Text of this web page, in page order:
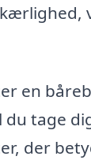
en
du tage
der